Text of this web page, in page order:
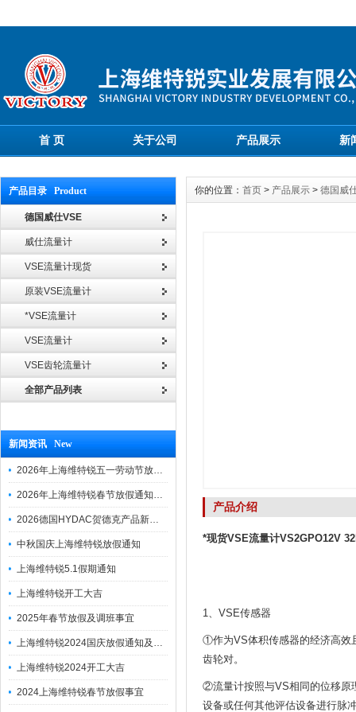
首 页 关于公司 产品展示 新
产品目录 Product
德国威仕VSE
威仕流量计
VSE流量计现货
原装VSE流量计
*VSE流量计
VSE流量计
VSE齿轮流量计
全部产品列表
新闻资讯 New
2026年上海维特锐五一劳动节放假通知
2026年上海维特锐春节放假通知及调班安排
2026德国HYDAC贺德克产品新到一批现货
中秋国庆上海维特锐放假通知
上海维特锐5.1假期通知
上海维特锐开工大吉
2025年春节放假及调班事宜
上海维特锐2024国庆放假通知及调休安排
上海维特锐2024开工大吉
2024上海维特锐春节放假事宜
你的位置： 首页 > 产品展示 > 德国威
产品介绍
*现货VSE流量计VS2GPO12V
1、VSE传感器
①作为VS体积传感器的经济高效
齿轮对。
②流量计按照与VS相同的位移原
设备或任何其他评估设备进行脉